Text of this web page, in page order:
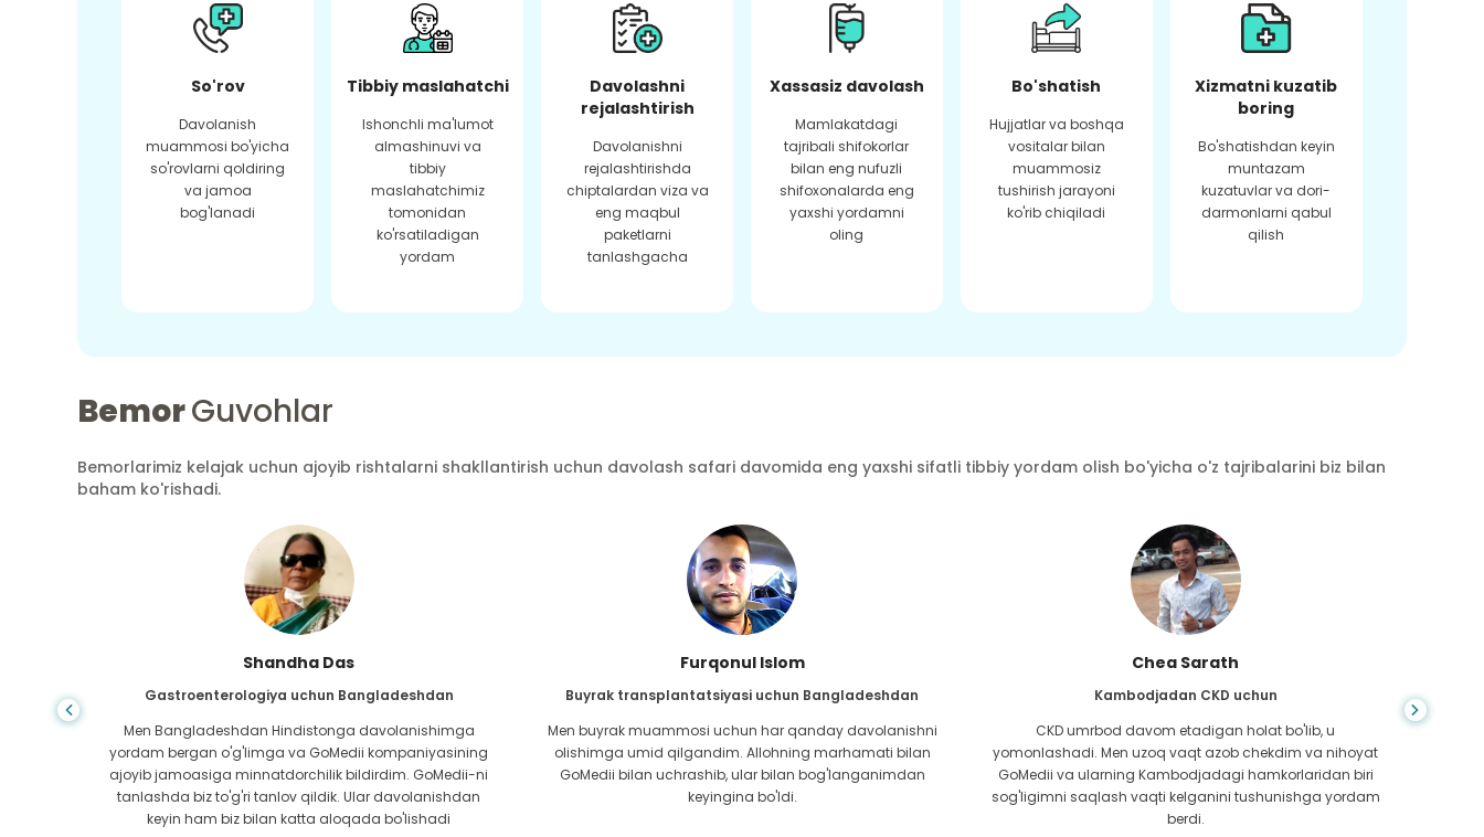
So'rov
Davolanish
muammosi bo'yicha
so'rovlarni qoldiring
va jamoa
bog'lanadi
Tibbiy maslahatchi
Ishonchli ma'lumot
almashinuvi va
tibbiy
maslahatchimiz
tomonidan
ko'rsatiladigan
yordam
Davolashni
rejalashtirish
Davolanishni
rejalashtirishda
chiptalardan viza va
eng maqbul
paketlarni
tanlashgacha
Xassasiz davolash
Mamlakatdagi
tajribali shifokorlar
bilan eng nufuzli
shifoxonalarda eng
yaxshi yordamni
oling
Bo'shatish
Hujjatlar va boshqa
vositalar bilan
muammosiz
tushirish jarayoni
ko'rib chiqiladi
Xizmatni kuzatib
boring
Bo'shatishdan keyin
muntazam
kuzatuvlar va dori-
darmonlarni qabul
qilish
BemorGuvohlar
Bemorlarimiz kelajak uchun ajoyib rishtalarni shakllantirish uchun davolash safari davomida eng yaxshi sifatli tibbiy yordam olish bo'yicha o'z tajribalarini biz bilan
baham ko'rishadi.
Shandha Das
Gastroenterologiya uchun Bangladeshdan
Men Bangladeshdan Hindistonga davolanishimga
yordam bergan o'g'limga va GoMedii kompaniyasining
ajoyib jamoasiga minnatdorchilik bildirdim. GoMedii-ni
tanlashda biz to'g'ri tanlov qildik. Ular davolanishdan
keyin ham biz bilan katta aloqada bo'lishadi
Furqonul Islom
Buyrak transplantatsiyasi uchun Bangladeshdan
Men buyrak muammosi uchun har qanday davolanishni
olishimga umid qilgandim. Allohning marhamati bilan
GoMedii bilan uchrashib, ular bilan bog'langanimdan
keyingina bo'ldi.
Chea Sarath
Kambodjadan CKD uchun
CKD umrbod davom etadigan holat bo'lib, u
yomonlashadi. Men uzoq vaqt azob chekdim va nihoyat
GoMedii va ularning Kambodjadagi hamkorlaridan biri
sog'ligimni saqlash vaqti kelganini tushunishga yordam
berdi.